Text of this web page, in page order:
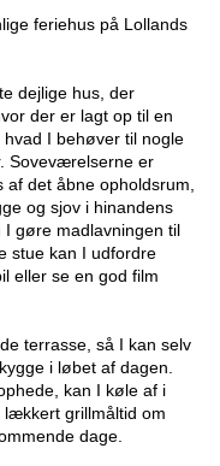
feriehus på Lollands
dejlige hus, der
der er lagt op til en
I behøver til nogle
Soveværelserne er
det åbne opholdsrum,
og sjov i hinandens
gøre madlavningen til
stue kan I udfordre
eller se en god film
terrasse, så I kan selv
i løbet af dagen.
kan I køle af i
grillmåltid om
dage.